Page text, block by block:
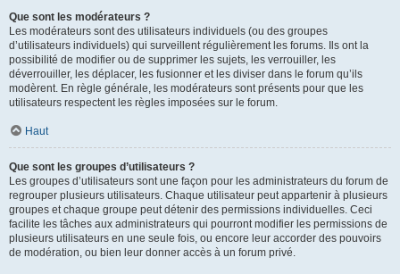
Que sont les modérateurs ?
Les modérateurs sont des utilisateurs individuels (ou des groupes
d’utilisateurs individuels) qui surveillent régulièrement les forums. Ils ont la
possibilité de modifier ou de supprimer les sujets, les verrouiller, les
déverrouiller, les déplacer, les fusionner et les diviser dans le forum qu’ils
modèrent. En règle générale, les modérateurs sont présents pour que les
utilisateurs respectent les règles imposées sur le forum.
Haut
Que sont les groupes d’utilisateurs ?
Les groupes d’utilisateurs sont une façon pour les administrateurs du forum de
regrouper plusieurs utilisateurs. Chaque utilisateur peut appartenir à plusieurs
groupes et chaque groupe peut détenir des permissions individuelles. Ceci
facilite les tâches aux administrateurs qui pourront modifier les permissions de
plusieurs utilisateurs en une seule fois, ou encore leur accorder des pouvoirs
de modération, ou bien leur donner accès à un forum privé.